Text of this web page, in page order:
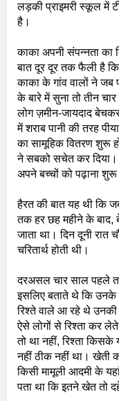
लड़की प्राइमरी स्कूल में
है।
काका अपनी संपन्नता का
बात दूर दूर तक फैली है
काका के गांव वालों ने जब
के बारे में सुना तो तीन
लोग ज़मीन-जायदाद
में शराब पानी की तरह
का सामूहिक वितरण शुरू
ने सबको सचेत कर दिया।
अपने बच्चों को पढ़ाना
हैरत की बात यह थी कि
तक हर छह महीने के बाद,
जाता था। दिन दूनी रात
चरितार्थ होती थी।
दरअसल चार साल पहले
इसलिए बताते थे कि उनके
रिश्ते वाले आ रहे थे
ऐसे लोगों से रिश्ता कर
तो था नहीं, रिश्ता
नहीं ठीक नहीं था। खेती
किसी मामूली आदमी के
पता था कि इतने खेत तो